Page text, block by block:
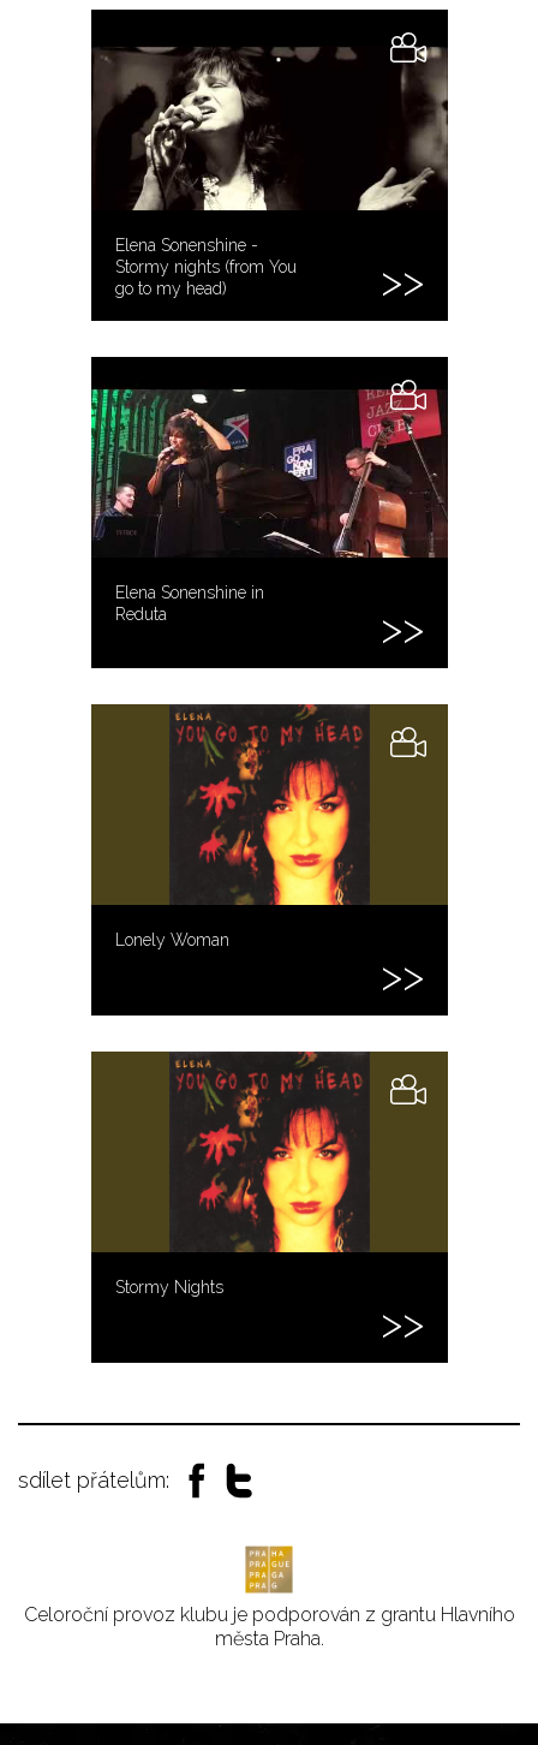
Elena Sonenshine -
Stormy nights (from You
go to my head)
Elena Sonenshine in
Reduta
Lonely Woman
Stormy Nights
sdílet přátelům:
Celoroční provoz klubu je podporován z grantu Hlavního
města Praha.